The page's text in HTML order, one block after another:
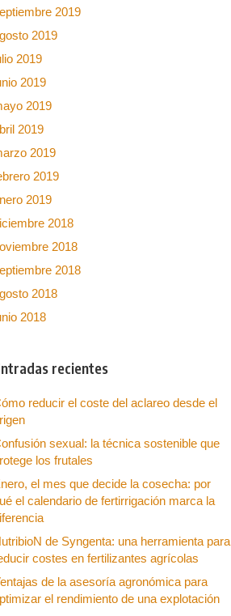
2019
2019
2019
2019
2019
2019
2019
2019
2019
2018
2018
2018
2018
2018
recientes
reducir el coste del aclareo desde el
sexual: la técnica sostenible que
los frutales
el mes que decide la cosecha: por
el calendario de fertirrigación marca la
de Syngenta: una herramienta para
costes en fertilizantes agrícolas
de la asesoría agronómica para
el rendimiento de una explotación